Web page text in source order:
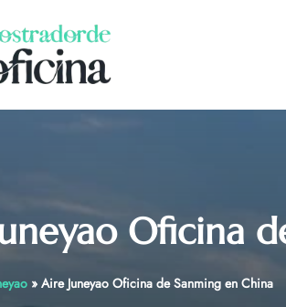
Oficina
» Aire Juneyao Oficina de Sanming en China